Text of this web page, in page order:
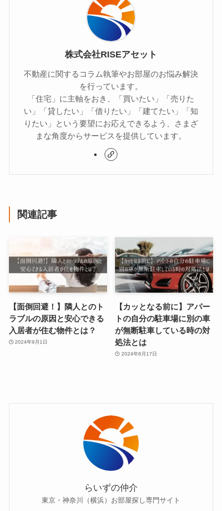
株式会社RISEアセット
不動産に関するコラム執筆やお部屋のお悩み解決
を行っています。
「住宅」に主軸をおき、「買いたい」「売りた
い」「貸したい」「借りたい」「建てたい」「知
りたい」という要望にお応えできるよう、さまざ
まな角度からサービスを提供しています。
関連記事
【面倒回避！】隣人とのト
ラブルの原因と安心できる
入居者が住む物件とは？
2024年9月1日
【カッとなる前に】アパー
トの自分の駐車場に別の車
が無断駐車している時の対
処法とは
2024年8月17日
らいずの仲介
東京・神奈川（横浜）お部屋探し専門サイト